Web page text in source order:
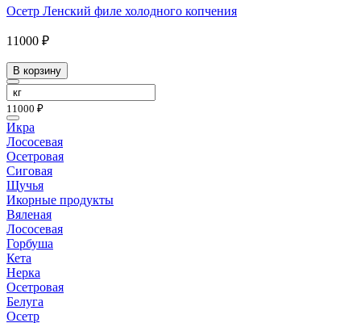
Осетр Ленский филе холодного копчения
11000 ₽
В корзину
11000 ₽
Икра
Лососевая
Осетровая
Сиговая
Щучья
Икорные продукты
Вяленая
Лососевая
Горбуша
Кета
Нерка
Осетровая
Белуга
Осетр